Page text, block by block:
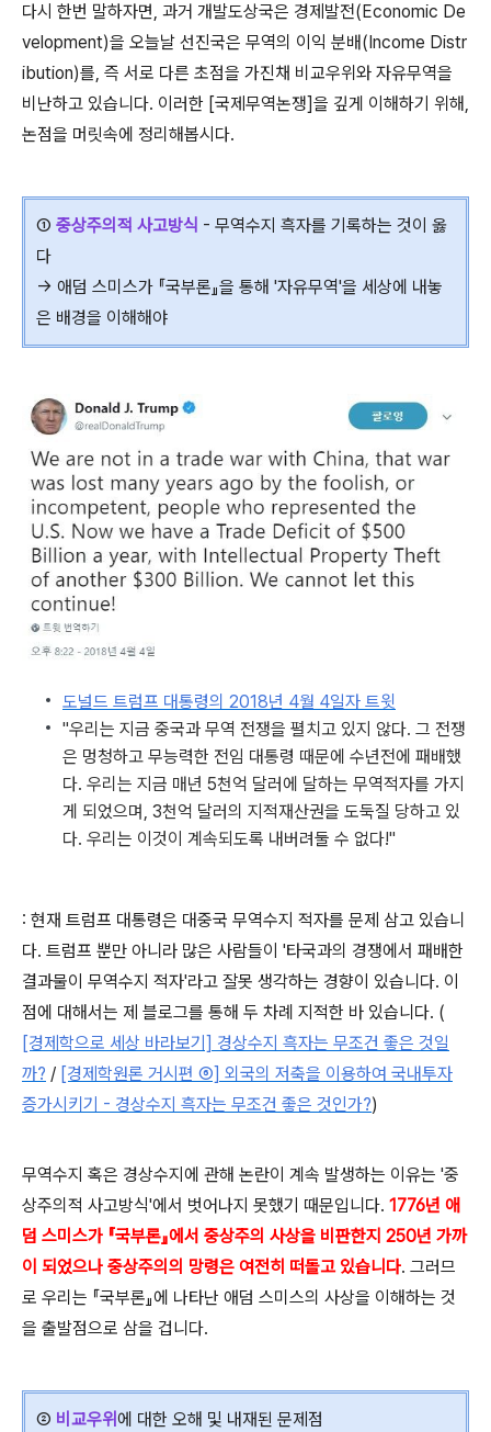
다시 한번 말하자면, 과거 개발도상국은 경제발전(Economic De
velopment)을 오늘날 선진국은 무역의 이익 분배(Income Distr
ibution)를, 즉 서로 다른 초점을 가진채 비교우위와 자유무역을
비난하고 있습니다. 이러한 [국제무역논쟁]을 깊게 이해하기 위해,
논점을 머릿속에 정리해봅시다.
① 중상주의적 사고방식 - 무역수지 흑자를 기록하는 것이 옳
다
→ 애덤 스미스가 『국부론』을 통해 '자유무역'을 세상에 내놓
은 배경을 이해해야
도널드 트럼프 대통령의 2018년 4월 4일자 트윗
"우리는 지금 중국과 무역 전쟁을 펼치고 있지 않다. 그 전쟁
은 멍청하고 무능력한 전임 대통령 때문에 수년전에 패배했
다. 우리는 지금 매년 5천억 달러에 달하는 무역적자를 가지
게 되었으며, 3천억 달러의 지적재산권을 도둑질 당하고 있
다. 우리는 이것이 계속되도록 내버려둘 수 없다!"
: 현재 트럼프 대통령은 대중국 무역수지 적자를 문제 삼고 있습니
다. 트럼프 뿐만 아니라 많은 사람들이 '타국과의 경쟁에서 패배한
결과물이 무역수지 적자'라고 잘못 생각하는 경향이 있습니다. 이
점에 대해서는 제 블로그를 통해 두 차례 지적한 바 있습니다. (
[경제학으로 세상 바라보기] 경상수지 흑자는 무조건 좋은 것일
까? / [경제학원론 거시편 ⑥] 외국의 저축을 이용하여 국내투자
증가시키기 - 경상수지 흑자는 무조건 좋은 것인가?)
무역수지 혹은 경상수지에 관해 논란이 계속 발생하는 이유는 '중
상주의적 사고방식'에서 벗어나지 못했기 때문입니다. 1776년 애
덤 스미스가 『국부론』에서 중상주의 사상을 비판한지 250년 가까
이 되었으나 중상주의의 망령은 여전히 떠돌고 있습니다. 그러므
로 우리는 『국부론』에 나타난 애덤 스미스의 사상을 이해하는 것
을 출발점으로 삼을 겁니다.
② 비교우위에 대한 오해 및 내재된 문제점